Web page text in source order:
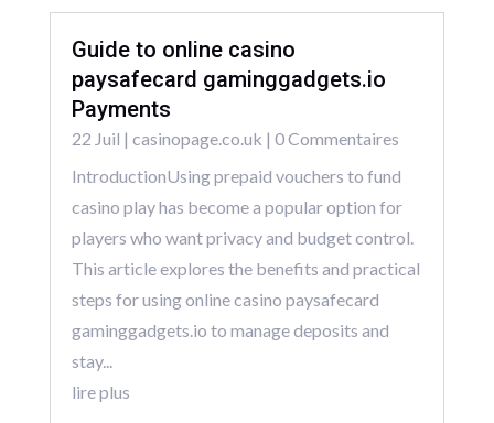
Guide to online casino
paysafecard gaminggadgets.io
Payments
22 Juil | casinopage.co.uk | 0 Commentaires
IntroductionUsing prepaid vouchers to fund
casino play has become a popular option for
players who want privacy and budget control.
This article explores the benefits and practical
steps for using online casino paysafecard
gaminggadgets.io to manage deposits and
stay...
lire plus